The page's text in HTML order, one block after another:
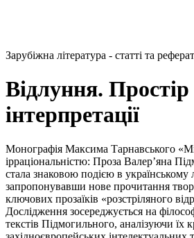
Зарубіжна література - статті та
Відлуння.
інтерпретації
Монографія Максима Тарнавського
ірраціональністю: Проза Валер’яна
стала знаковою подією в українському
запропонувавши нове прочитання
ключових прозаїків «розстріляного
Дослідження зосереджується на
текстів Підмогильного, аналізуючи їх